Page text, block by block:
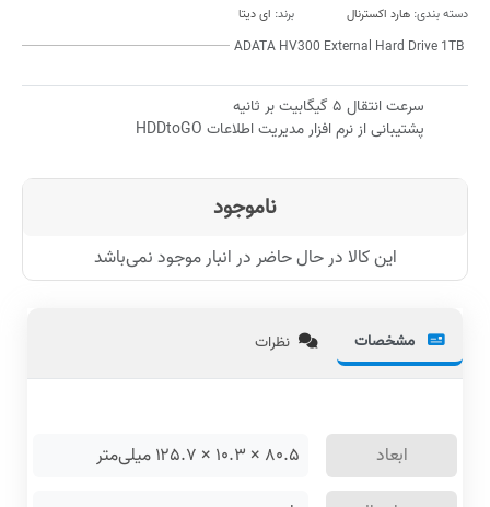
دسته بندی: هارد اکسترنال برند: ای دیتا
ADATA HV300 External Hard Drive 1TB
سرعت انتقال ۵ گیگابیت بر ثانیه
پشتیبانی از نرم افزار مدیریت اطلاعات HDDtoGO
ناموجود
این کالا در حال حاضر در انبار موجود نمی‌باشد
مشخصات نظرات
ابعاد
۸۰.۵ × ۱۰.۳ × ۱۲۵.۷ میلی‌متر